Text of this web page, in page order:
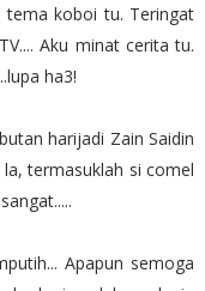
tema koboi tu. Teringat
Aku minat cerita tu.
ha3!
harijadi Zain Saidin
termasuklah si comel
Apapun semoga